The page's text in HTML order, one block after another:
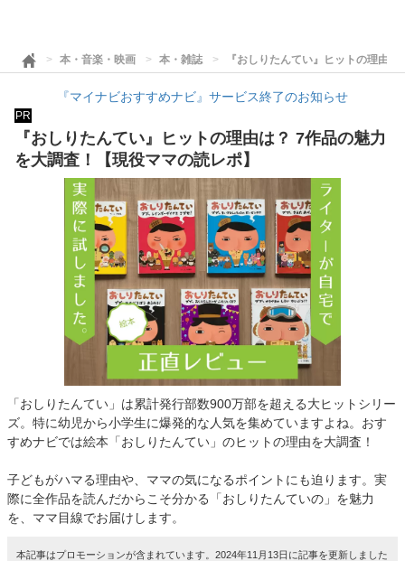
本・音楽・映画 本・雑誌 『おしりたんてい』ヒットの理由
『マイナビおすすめナビ』サービス終了のお知らせ
PR
『おしりたんてい』ヒットの理由は？ 7作品の魅力
を大調査！【現役ママの読レポ】
「おしりたんてい」は累計発行部数900万部を超える大ヒットシリー
ズ。特に幼児から小学生に爆発的な人気を集めていますよね。おす
すめナビでは絵本「おしりたんてい」のヒットの理由を大調査！
子どもがハマる理由や、ママの気になるポイントにも迫ります。実
際に全作品を読んだからこそ分かる「おしりたんていの」を魅力
を、ママ目線でお届けします。
本記事はプロモーションが含まれています。2024年11月13日に記事を更新しました